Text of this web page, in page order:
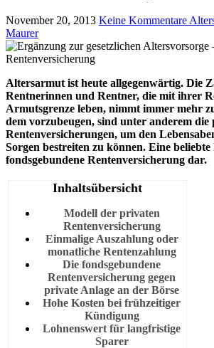
November 20, 2013 Keine Kommentare
Maurer
Altersarmut ist heute allgegenwärtig. Die
Rentnerinnen und Rentner, die mit ihrer
Armutsgrenze leben, nimmt immer mehr
dem vorzubeugen, sind unter anderem die
Rentenversicherungen, um den
Sorgen bestreiten zu können. Eine
fondsgebundene Rentenversicherung dar.
Inhaltsübersicht
Modell der privaten
Rentenversicherung
Einmalige Auszahlung oder
monatliche Rentenzahlung
Die fondsgebundene
Rentenversicherung gegen
private Anlage an der Börse
Hohe Kosten bei frühzeitiger
Kündigung
Lohnenswert für langfristige
Sparer